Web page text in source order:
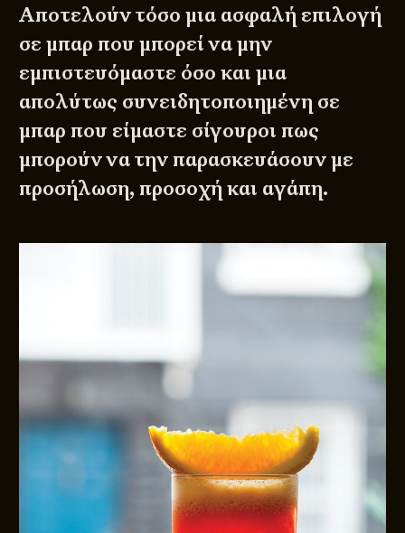
Αποτελούν τόσο μια ασφαλή επιλογή
σε μπαρ που μπορεί να μην
εμπιστευόμαστε όσο και μια
απολύτως συνειδητοποιημένη σε
μπαρ που είμαστε σίγουροι πως
μπορούν να την παρασκευάσουν με
προσήλωση, προσοχή και αγάπη.